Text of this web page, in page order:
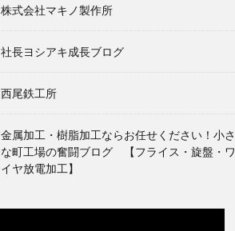
株式会社マキノ製作所
社長ヨシアキ成長ブログ
西尾鉄工所
金属加工・樹脂加工ならお任せください！小さ
な町工場の奮闘ブログ 【フライス・旋盤・ワ
イヤ放電加工】